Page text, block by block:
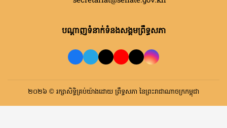
បណ្តាញទំនាក់ទំនងសង្គមព្រឹទ្ធសភា
២០២៦ © រក្សាសិទ្ធិគ្រប់យ៉ាងដោយ ព្រឹទ្ធសភា នៃព្រះរាជាណាចក្រកម្ពុជា